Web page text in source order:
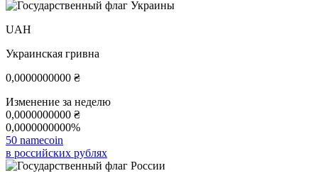
UAH
Украинская гривна
0,0000000000 ₴
Изменение за неделю
0,0000000000 ₴
0,0000000000%
50 namecoin
в российских рублях